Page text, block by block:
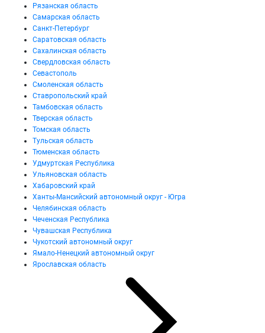
Рязанская область
Самарская область
Санкт-Петербург
Саратовская область
Сахалинская область
Свердловская область
Севастополь
Смоленская область
Ставропольский край
Тамбовская область
Тверская область
Томская область
Тульская область
Тюменская область
Удмуртская Республика
Ульяновская область
Хабаровский край
Ханты-Мансийский автономный округ - Югра
Челябинская область
Чеченская Республика
Чувашская Республика
Чукотский автономный округ
Ямало-Ненецкий автономный округ
Ярославская область